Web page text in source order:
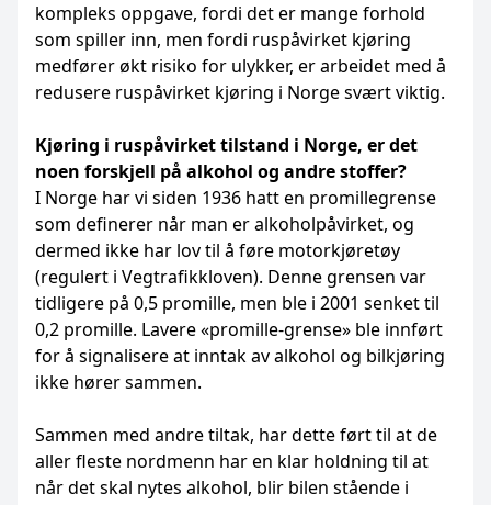
kompleks oppgave, fordi det er mange forhold
som spiller inn, men fordi ruspåvirket kjøring
medfører økt risiko for ulykker, er arbeidet med å
redusere ruspåvirket kjøring i Norge svært viktig.
Kjøring i ruspåvirket tilstand i Norge, er det
noen forskjell på alkohol og andre stoffer?
I Norge har vi siden 1936 hatt en promillegrense
som definerer når man er alkoholpåvirket, og
dermed ikke har lov til å føre motorkjøretøy
(regulert i Vegtrafikkloven). Denne grensen var
tidligere på 0,5 promille, men ble i 2001 senket til
0,2 promille. Lavere «promille-grense» ble innført
for å signalisere at inntak av alkohol og bilkjøring
ikke hører sammen.
Sammen med andre tiltak, har dette ført til at de
aller fleste nordmenn har en klar holdning til at
når det skal nytes alkohol, blir bilen stående i